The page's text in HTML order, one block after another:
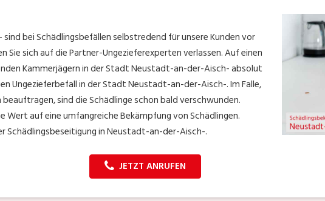
bei Schädlingsbefällen selbstredend für unsere Kunden vor
Sie sich auf die Partner-Ungezieferexperten verlassen. Auf einen
Kammerjägern in der Stadt Neustadt-an-der-Aisch- absolut
Ungezieferbefall in der Stadt Neustadt-an-der-Aisch-. Im Falle,
sind die Schädlinge schon bald verschwunden.
Wert auf eine umfangreiche Bekämpfung von Schädlingen.
Schädlingsbeseitigung in Neustadt-an-der-Aisch-.
JETZT ANRUFEN